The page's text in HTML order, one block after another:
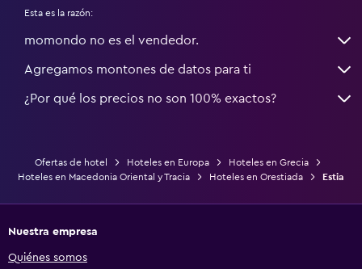
Esta es la razón:
momondo no es el vendedor.
Agregamos montones de datos para ti
¿Por qué los precios no son 100% exactos?
Ofertas de hotel Hoteles en Europa
Hoteles en Grecia
Hoteles en Macedonia Oriental y Tracia
Hoteles en Orestiada Estia
Nuestra empresa
Quiénes somos